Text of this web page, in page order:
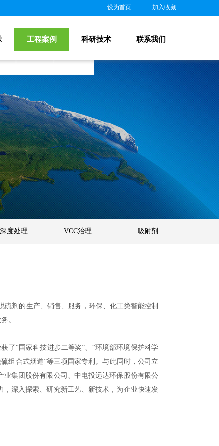
设为首页 加入收藏
工程案例 科研技术 联系我们
度处理 VOC治理 吸附剂
剂的生产、销售、服务，环保、化工类智能控制
。
了“国家科技进步二等奖”、“环境部环境保护科学
组合式烟道”等三项国家专利。与此同时，公司立
集团股份有限公司、中电投远达环保股份有限公
深入探索、研究新工艺、新技术，为企业快速发